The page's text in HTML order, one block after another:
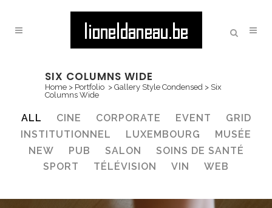
SIX COLUMNS WIDE
Home > Portfolio > Gallery Style Condensed > Six
Columns Wide
ALL CINE CORPORATE EVENT
GRID
INSTITUTIONNEL
LUXEMBOURG
MUSÉE
NEW
PUB SALON
SOINS DE SANTÉ
SPORT
TÉLÉVISION VIN WEB